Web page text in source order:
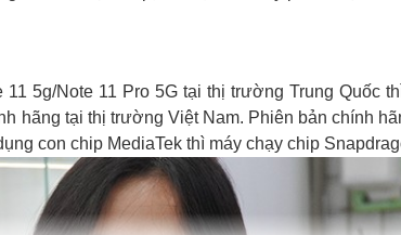
5g/Note 11 Pro 5G tại thị trường Trung Quốc
hãng tại thị trường Việt Nam. Phiên bản chính
con chip MediaTek thì máy chạy chip